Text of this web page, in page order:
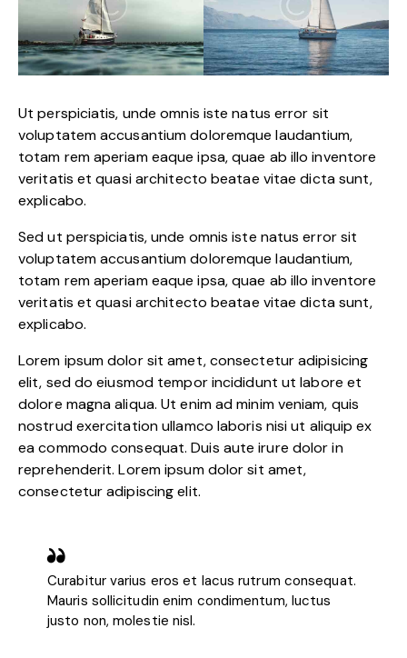
Ut perspiciatis, unde omnis iste natus error sit
voluptatem accusantium doloremque laudantium,
totam rem aperiam eaque ipsa, quae ab illo inventore
veritatis et quasi architecto beatae vitae dicta sunt,
explicabo.
Sed ut perspiciatis, unde omnis iste natus error sit
voluptatem accusantium doloremque laudantium,
totam rem aperiam eaque ipsa, quae ab illo inventore
veritatis et quasi architecto beatae vitae dicta sunt,
explicabo.
Lorem ipsum dolor sit amet, consectetur adipisicing
elit, sed do eiusmod tempor incididunt ut labore et
dolore magna aliqua. Ut enim ad minim veniam, quis
nostrud exercitation ullamco laboris nisi ut aliquip ex
ea commodo consequat. Duis aute irure dolor in
reprehenderit. Lorem ipsum dolor sit amet,
consectetur adipiscing elit.
Curabitur varius eros et lacus rutrum consequat.
Mauris sollicitudin enim condimentum, luctus
justo non, molestie nisl.